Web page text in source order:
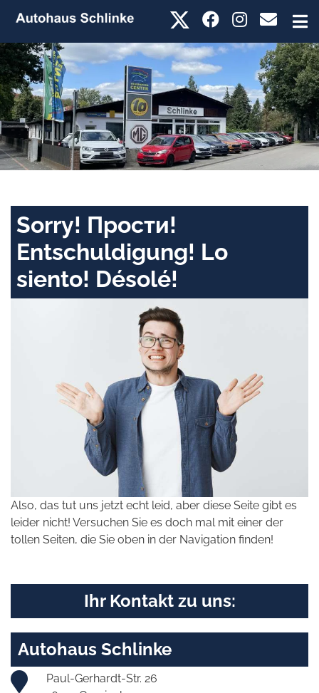
Sorry! Прости!
Entschuldigung! Lo
siento! Désolé!
Also, das tut uns jetzt echt leid, aber diese Seite gibt es
leider nicht! Versuchen Sie es doch mal mit einer der
tollen Seiten, die Sie oben in der Navigation finden!
Ihr Kontakt zu uns:
Autohaus Schlinke
Paul-Gerhardt-Str. 26